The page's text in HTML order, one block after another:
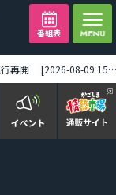
番組表
JR指宿枕崎線 五位野ｰ枕崎 運行再開 [2026-08-09 15:34:00]